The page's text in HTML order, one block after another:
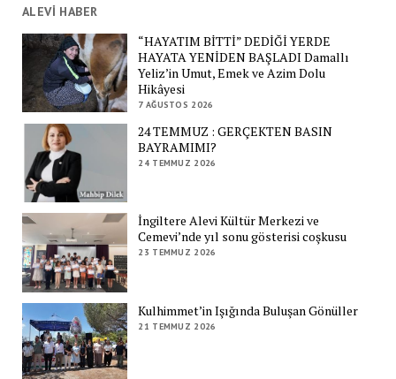
ALEVİ HABER
“HAYATIM BİTTİ” DEDİĞİ YERDE
HAYATA YENİDEN BAŞLADI Damallı
Yeliz’in Umut, Emek ve Azim Dolu
Hikâyesi
7 AĞUSTOS 2026
24 TEMMUZ : GERÇEKTEN BASIN
BAYRAMIMI?
24 TEMMUZ 2026
İngiltere Alevi Kültür Merkezi ve
Cemevi’nde yıl sonu gösterisi coşkusu
23 TEMMUZ 2026
Kulhimmet’in Işığında Buluşan Gönüller
21 TEMMUZ 2026